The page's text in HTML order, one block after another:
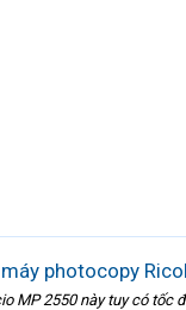
photocopy
MP 2550 này tuy có